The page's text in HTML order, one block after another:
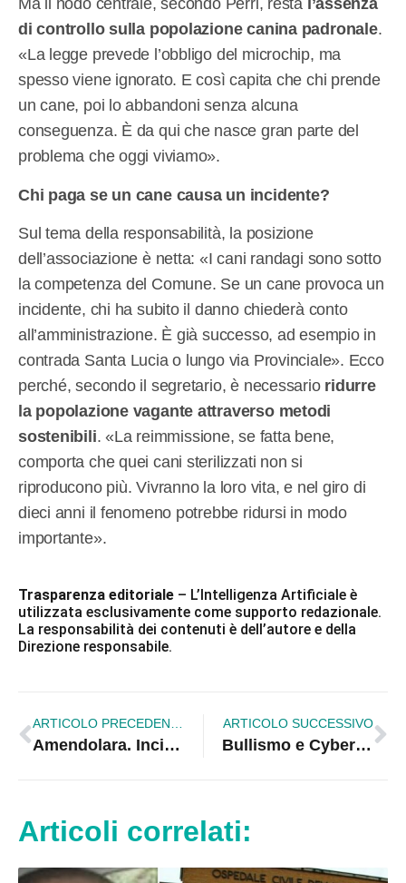
Ma il nodo centrale, secondo Perri, resta l’assenza
di controllo sulla popolazione canina padronale.
«La legge prevede l’obbligo del microchip, ma
spesso viene ignorato. E così capita che chi prende
un cane, poi lo abbandoni senza alcuna
conseguenza. È da qui che nasce gran parte del
problema che oggi viviamo».
Chi paga se un cane causa un incidente?
Sul tema della responsabilità, la posizione
dell’associazione è netta: «I cani randagi sono sotto
la competenza del Comune. Se un cane provoca un
incidente, chi ha subito il danno chiederà conto
all’amministrazione. È già successo, ad esempio in
contrada Santa Lucia o lungo via Provinciale». Ecco
perché, secondo il segretario, è necessario ridurre
la popolazione vagante attraverso metodi
sostenibili. «La reimmissione, se fatta bene,
comporta che quei cani sterilizzati non si
riproducono più. Vivranno la loro vita, e nel giro di
dieci anni il fenomeno potrebbe ridursi in modo
importante».
Trasparenza editoriale – L’Intelligenza Artificiale è
utilizzata esclusivamente come supporto redazionale.
La responsabilità dei contenuti è dell’autore e della
Direzione responsabile.
Amendolara. Incidente mortale del 21 Marzo scorso: la Procura indaga, nominati periti e legali
ARTICOLO SUCCESSIVO
Bullismo e Cyberbullismo: Prevenzione ed educazione digitale al centro del progetto scolastico
Articoli correlati: